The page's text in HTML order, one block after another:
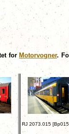
for Motorvogner.
RJ 2073.015